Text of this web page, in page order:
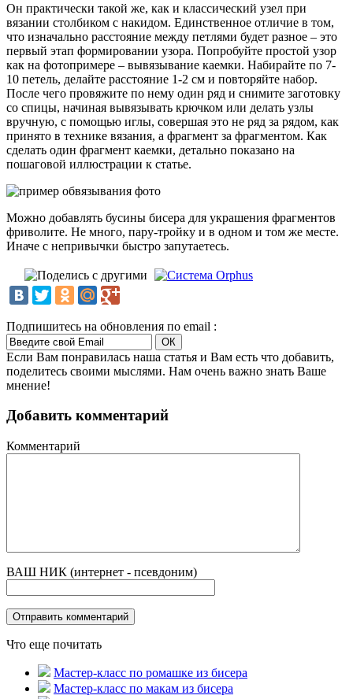
Он практически такой же, как и классический узел при
вязании столбиком с накидом. Единственное отличие в том,
что изначально расстояние между петлями будет разное – это
первый этап формировании узора. Попробуйте простой узор
как на фотопримере – вывязывание каемки. Набирайте по 7-
10 петель, делайте расстояние 1-2 см и повторяйте набор.
После чего провяжите по нему один ряд и снимите заготовку
со спицы, начиная вывязывать крючком или делать узлы
вручную, с помощью иглы, совершая это не ряд за рядом, как
принято в технике вязания, а фрагмент за фрагментом. Как
сделать один фрагмент каемки, детально показано на
пошаговой иллюстрации к статье.
Можно добавлять бусины бисера для украшения фрагментов
фриволите. Не много, пару-тройку и в одном и том же месте.
Иначе с непривычки быстро запутаетесь.
Подпишитесь на обновления по email :
Если Вам понравилась наша статья и Вам есть что добавить,
поделитесь своими мыслями. Нам очень важно знать Ваше
мнение!
Добавить комментарий
Комментарий
ВАШ НИК (интернет - псевдоним)
Что еще почитать
Мастер-класс по ромашке из бисера
Мастер-класс по макам из бисера